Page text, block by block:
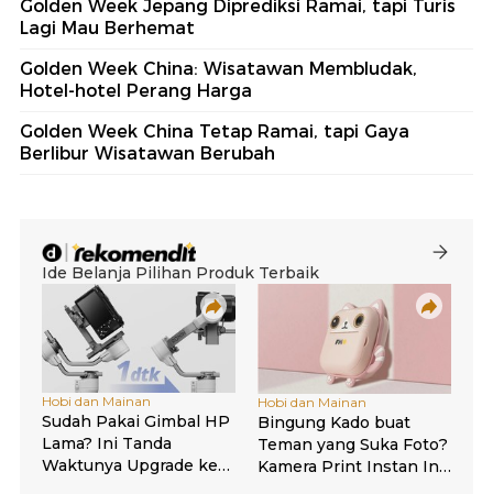
Golden Week Jepang Diprediksi Ramai, tapi Turis
Lagi Mau Berhemat
Golden Week China: Wisatawan Membludak,
Hotel-hotel Perang Harga
Golden Week China Tetap Ramai, tapi Gaya
Berlibur Wisatawan Berubah